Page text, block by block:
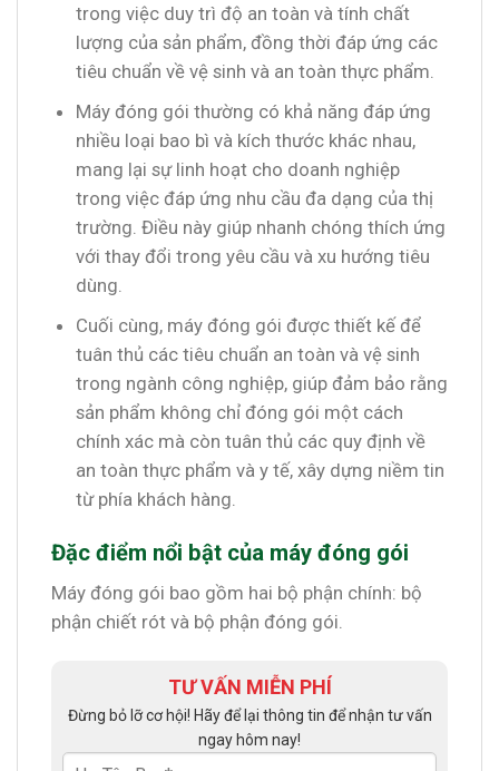
trong việc duy trì độ an toàn và tính chất
lượng của sản phẩm, đồng thời đáp ứng các
tiêu chuẩn về vệ sinh và an toàn thực phẩm.
Máy đóng gói thường có khả năng đáp ứng
nhiều loại bao bì và kích thước khác nhau,
mang lại sự linh hoạt cho doanh nghiệp
trong việc đáp ứng nhu cầu đa dạng của thị
trường. Điều này giúp nhanh chóng thích ứng
với thay đổi trong yêu cầu và xu hướng tiêu
dùng.
Cuối cùng, máy đóng gói được thiết kế để
tuân thủ các tiêu chuẩn an toàn và vệ sinh
trong ngành công nghiệp, giúp đảm bảo rằng
sản phẩm không chỉ đóng gói một cách
chính xác mà còn tuân thủ các quy định về
an toàn thực phẩm và y tế, xây dựng niềm tin
từ phía khách hàng.
Đặc điểm nổi bật của máy đóng gói
Máy đóng gói bao gồm hai bộ phận chính: bộ
phận chiết rót và bộ phận đóng gói.
TƯ VẤN MIỄN PHÍ
Đừng bỏ lỡ cơ hội! Hãy để lại thông tin để nhận tư vấn
ngay hôm nay!